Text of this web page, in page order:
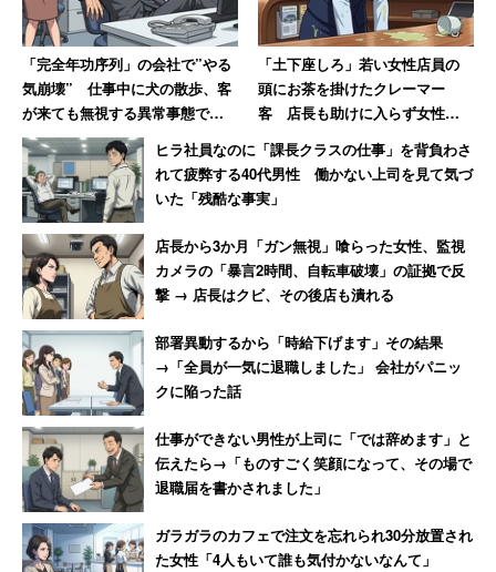
だ。そのため、家族用のキッチンには靴が入っていたこと
もあったと梅宮家のキッチン事情を暴露していた。
あわせて読みたい：「やる気がないなら帰れ」問題をテレ
ビ番組が紹介
キャリコネであの有名企業の「働きがい」
「年収」「残業」の実態を見る
＞＞有名企業の２０代平均年収・実態を見る
＞＞有名企業の３０代平均年収・実態を見る
＞＞人気職種別 最高年収ランキング
「完全年功序列」の会社で”やる
気崩壊” 仕事中に犬の散歩、客
が来ても無視する異常事態で
「若い社員が毎年辞めていきま
す」
「土下座しろ」若い女性店員の
頭にお茶を掛けたクレーマー
客 店長も助けに入らず女性は
「もうこんな会社辞めてやる」
ヒラ社員なのに「課長クラスの仕事」を背負わさ
れて疲弊する40代男性 働かない上司を見て気づ
いた「残酷な事実」
店長から3か月「ガン無視」喰らった女性、監視
カメラの「暴言2時間、自転車破壊」の証拠で反
撃 → 店長はクビ、その後店も潰れる
部署異動するから「時給下げます」その結果
→「全員が一気に退職しました」 会社がパニッ
クに陥った話
仕事ができない男性が上司に「では辞めます」と
伝えたら→「ものすごく笑顔になって、その場で
退職届を書かされました」
ガラガラのカフェで注文を忘れられ30分放置され
た女性「4人もいて誰も気付かないなんて」